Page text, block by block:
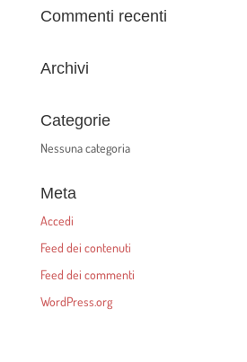
Commenti recenti
Archivi
Categorie
Nessuna categoria
Meta
Accedi
Feed dei contenuti
Feed dei commenti
WordPress.org